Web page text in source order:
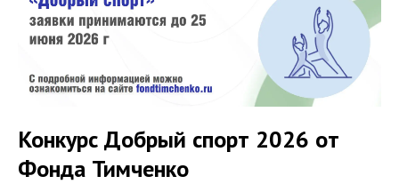
Конкурс Добрый спорт 2026 от
Фонда Тимченко